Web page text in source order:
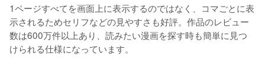
1ページすべてを画面上に表示するのではなく、コマごとに表
示されるためセリフなどの見やすさも好評。作品のレビュー
数は600万件以上あり、読みたい漫画を探す時も簡単に見つ
けられる仕様になっています。